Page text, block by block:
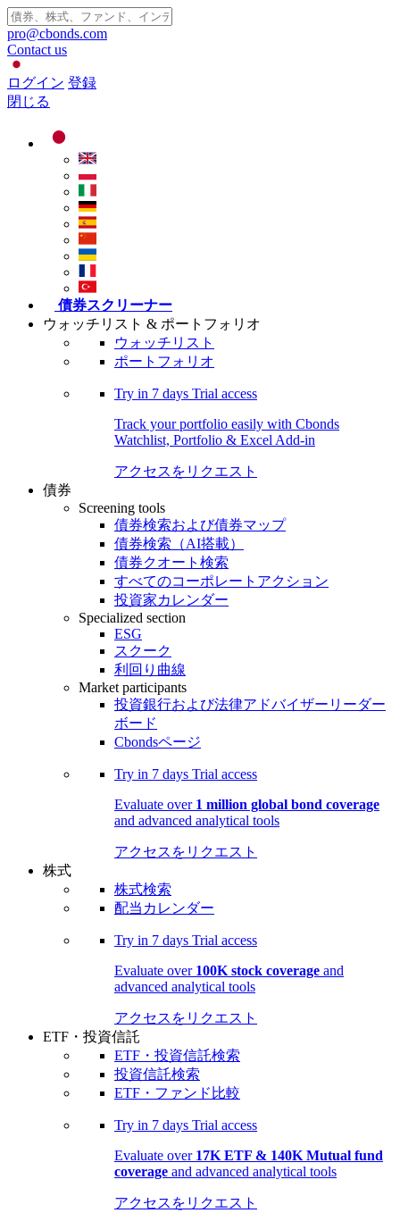
pro@cbonds.com
Contact us
ログイン 登録
閉じる
債券スクリーナー
ウォッチリスト & ポートフォリオ
ウォッチリスト
ポートフォリオ
Try in 7 days Trial access
Track your portfolio easily with Cbonds
Watchlist, Portfolio & Excel Add-in
アクセスをリクエスト
債券
Screening tools
債券検索および債券マップ
債券検索（AI搭載）
債券クオート検索
すべてのコーポレートアクション
投資家カレンダー
Specialized section
ESG
スクーク
利回り曲線
Market participants
投資銀行および法律アドバイザーリーダー
ボード
Cbondsページ
Try in 7 days Trial access
Evaluate over 1 million global bond coverage
and advanced analytical tools
アクセスをリクエスト
株式
株式検索
配当カレンダー
Try in 7 days Trial access
Evaluate over 100K stock coverage and
advanced analytical tools
アクセスをリクエスト
ETF・投資信託
ETF・投資信託検索
投資信託検索
ETF・ファンド比較
Try in 7 days Trial access
Evaluate over 17K ETF & 140K Mutual fund
coverage and advanced analytical tools
アクセスをリクエスト